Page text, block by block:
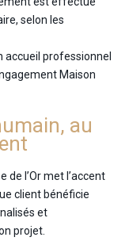
selon les
accueil professionnel
Maison
au
de l’Or met l’accent
client bénéficie
et
projet.